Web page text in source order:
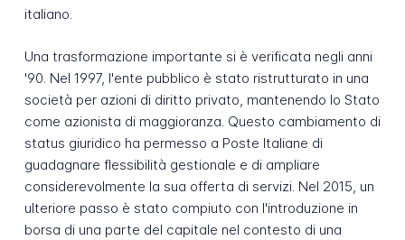
italiano.
Una trasformazione importante si è verificata negli anni
'90. Nel 1997, l'ente pubblico è stato ristrutturato in una
società per azioni di diritto privato, mantenendo lo Stato
come azionista di maggioranza. Questo cambiamento di
status giuridico ha permesso a Poste Italiane di
guadagnare flessibilità gestionale e di ampliare
considerevolmente la sua offerta di servizi. Nel 2015, un
ulteriore passo è stato compiuto con l'introduzione in
borsa di una parte del capitale nel contesto di una